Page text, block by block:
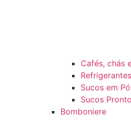
Cafés, chás
Refrigerantes
Sucos em Pó
Sucos
Bomboniere